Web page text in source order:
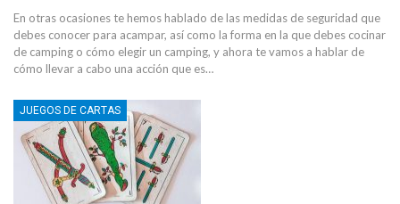
En otras ocasiones te hemos hablado de las medidas de seguridad que
debes conocer para acampar, así como la forma en la que debes cocinar
de camping o cómo elegir un camping, y ahora te vamos a hablar de
cómo llevar a cabo una acción que es…
JUEGOS DE CARTAS